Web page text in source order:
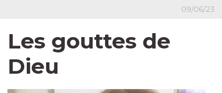
09/06/23
Les gouttes de
Dieu